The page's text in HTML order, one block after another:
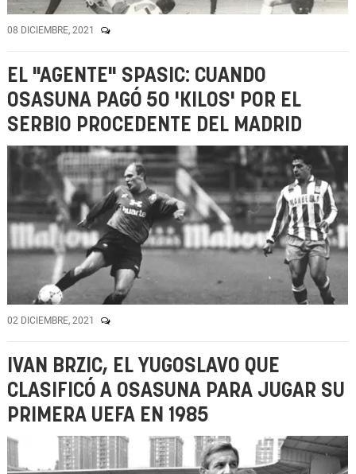
08 DICIEMBRE, 2021
EL "AGENTE" SPASIC: CUANDO
OSASUNA PAGÓ 50 'KILOS' POR EL
SERBIO PROCEDENTE DEL MADRID
02 DICIEMBRE, 2021
IVAN BRZIC, EL YUGOSLAVO QUE
CLASIFICÓ A OSASUNA PARA JUGAR SU
PRIMERA UEFA EN 1985